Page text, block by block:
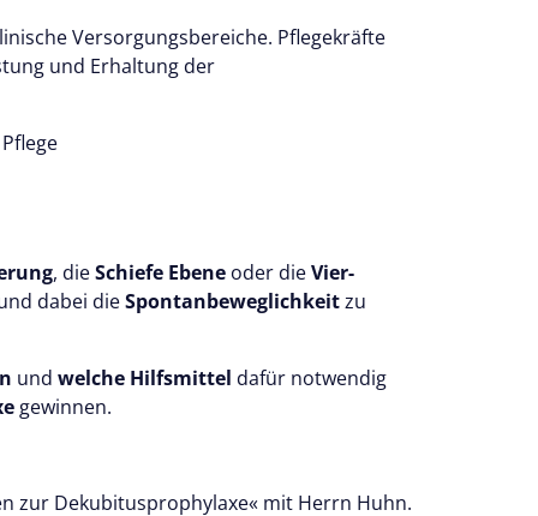
testen Versorgungsbereiche. Pflegekräfte
und Erhaltung der
, dieSchiefe Ebene oder dieVier-
dabei dieSpontanbeweglichkeitzu
und welche Hilfsmittel dafür notwendig
gewinnen.
zur Dekubitusprophylaxe« mit Herrn Huhn.